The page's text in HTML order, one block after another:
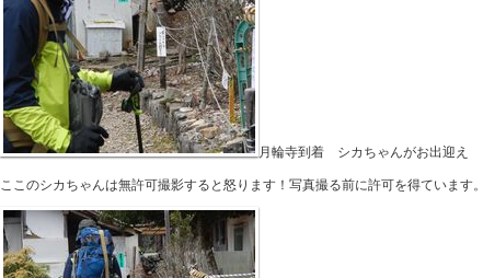
月輪寺到着 シカちゃんがお出迎え
ここのシカちゃんは無許可撮影すると怒ります！写真撮る前に許可を得ています